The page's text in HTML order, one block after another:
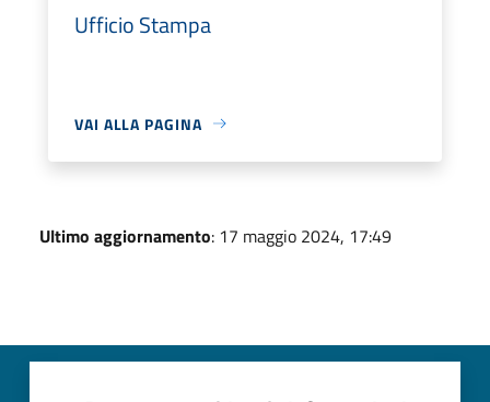
Ufficio Stampa
VAI ALLA PAGINA
Ultimo aggiornamento: 17 maggio 2024, 17:49